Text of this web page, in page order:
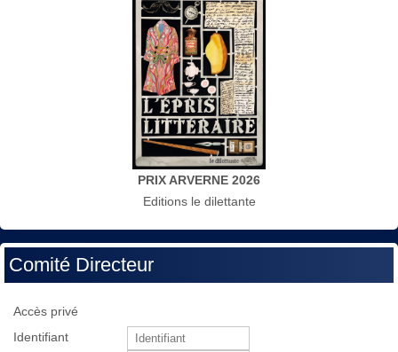
PRIX ARVERNE 2026
Editions le dilettante
Comité Directeur
Accès privé
Identifiant